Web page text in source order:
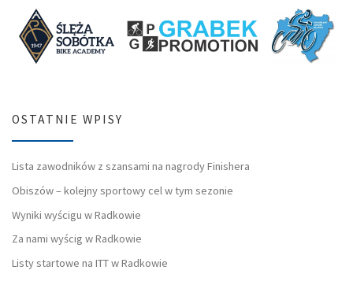
OSTATNIE WPISY
Lista zawodników z szansami na nagrody Finishera
Obiszów – kolejny sportowy cel w tym sezonie
Wyniki wyścigu w Radkowie
Za nami wyścig w Radkowie
Listy startowe na ITT w Radkowie